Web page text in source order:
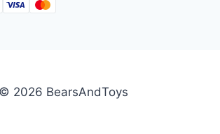
© 2026 BearsAndToys